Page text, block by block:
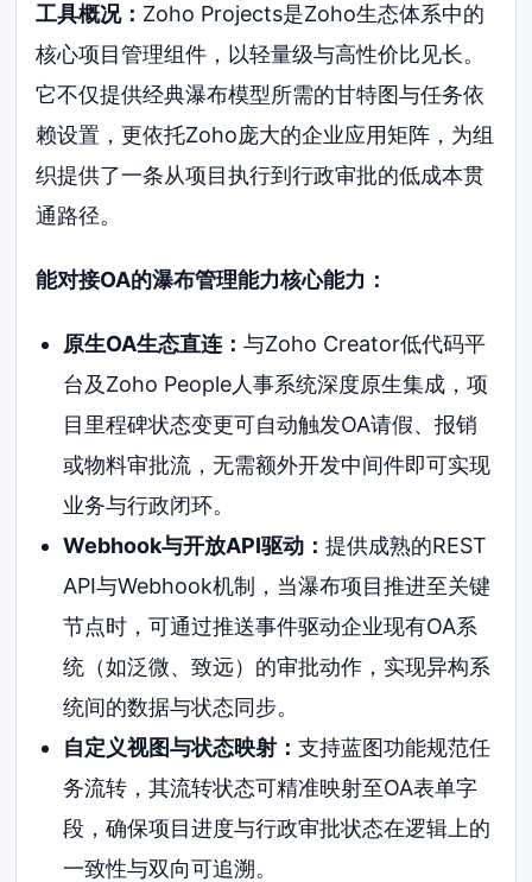
工具概况： Zoho Projects是Zoho生态体系中的
核心项目管理组件，以轻量级与高性价比见长。
它不仅提供经典瀑布模型所需的甘特图与任务依
赖设置，更依托Zoho庞大的企业应用矩阵，为组
织提供了一条从项目执行到行政审批的低成本贯
通路径。
能对接OA的瀑布管理能力核心能力：
原生OA生态直连： 与Zoho Creator低代码平
台及Zoho People人事系统深度原生集成，项
目里程碑状态变更可自动触发OA请假、报销
或物料审批流，无需额外开发中间件即可实现
业务与行政闭环。
Webhook与开放API驱动： 提供成熟的REST
API与Webhook机制，当瀑布项目推进至关键
节点时，可通过推送事件驱动企业现有OA系
统（如泛微、致远）的审批动作，实现异构系
统间的数据与状态同步。
自定义视图与状态映射： 支持蓝图功能规范任
务流转，其流转状态可精准映射至OA表单字
段，确保项目进度与行政审批状态在逻辑上的
一致性与双向可追溯。